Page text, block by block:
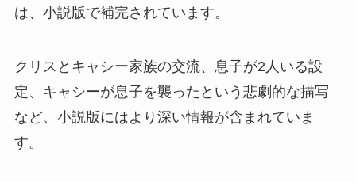
は、小説版で補完されています。
クリスとキャシー家族の交流、息子が2人いる設
定、キャシーが息子を襲ったという悲劇的な描写
など、小説版にはより深い情報が含まれていま
す。